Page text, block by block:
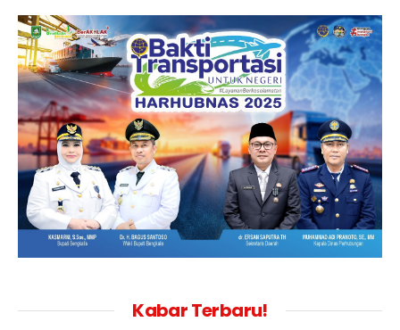
Kabar Terbaru!